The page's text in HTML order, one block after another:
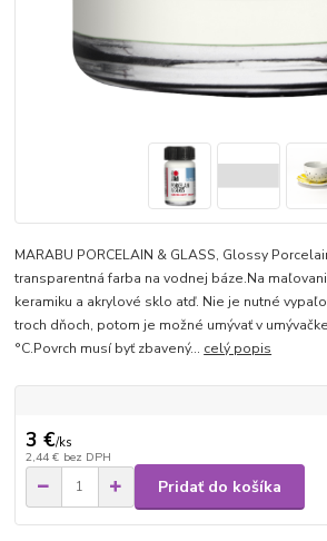
MARABU PORCELAIN & GLASS, Glossy
transparentná farba na vodnej báze.Na
keramiku a akrylové sklo atď. Nie je nutné
troch dňoch, potom je možné umývať v
°C.Povrch musí byť zbavený... celý popis
3 €/ks
2,44 € bez DPH
Pridať do košíka